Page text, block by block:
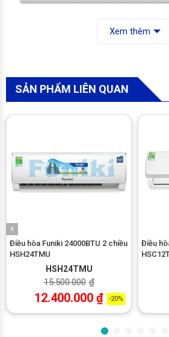
Chương trình ngủ được thiết kế với độ
mức nhiệt phù hợp giấc ngủ sinh lý tự
trở về mức nhiệt cài đặt ban đầu vào
định nhiệt độ cơ thể suốt đêm. Người
ngủ sâu hơn, để thức dậy trong tinh
Cảm biến nhiệt độ thông minh S-
Xem thêm
SẢN PHẨM LIÊN QUAN
Điều hòa Funiki 24000BTU 2 chiều
HSH24TMU
HSH24TMU
15.500.000 ₫
12.400.000 ₫ -20%
Điều